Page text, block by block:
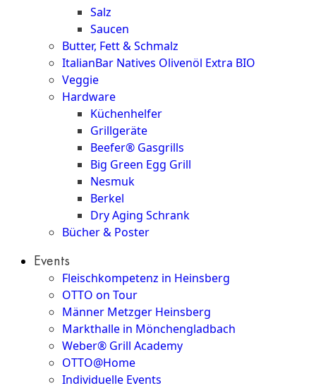
Salz
Saucen
Butter, Fett & Schmalz
ItalianBar Natives Olivenöl Extra BIO
Veggie
Hardware
Küchenhelfer
Grillgeräte
Beefer® Gasgrills
Big Green Egg Grill
Nesmuk
Berkel
Dry Aging Schrank
Bücher & Poster
Events
Fleischkompetenz in Heinsberg
OTTO on Tour
Männer Metzger Heinsberg
Markthalle in Mönchengladbach
Weber® Grill Academy
OTTO@Home
Individuelle Events